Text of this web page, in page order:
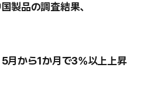
製品の調査結果、
月から1か月で3%以上上昇